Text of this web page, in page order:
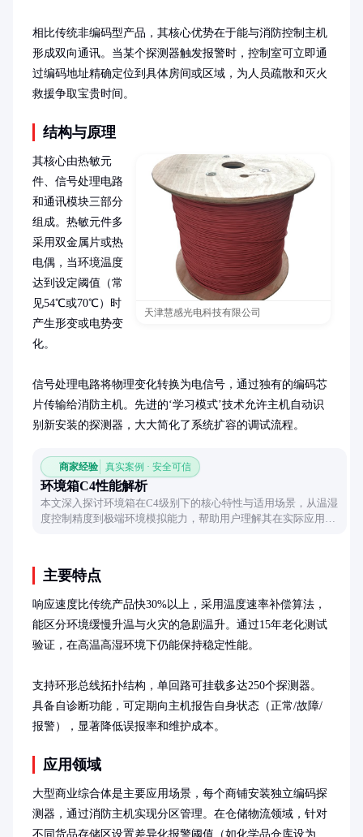
相比传统非编码型产品，其核心优势在于能与消防控制主机
形成双向通讯。当某个探测器触发报警时，控制室可立即通
过编码地址精确定位到具体房间或区域，为人员疏散和灭火
救援争取宝贵时间。
结构与原理
天津慧感光电科技有限公司
其核心由热敏元
件、信号处理电路
和通讯模块三部分
组成。热敏元件多
采用双金属片或热
电偶，当环境温度
达到设定阈值（常
见54℃或70℃）时
产生形变或电势变
化。
信号处理电路将物理变化转换为电信号，通过独有的编码芯
片传输给消防主机。先进的‘学习模式’技术允许主机自动识
别新安装的探测器，大大简化了系统扩容的调试流程。
商家经验 真实案例 · 安全可信
环境箱C4性能解析
本文深入探讨环境箱在C4级别下的核心特性与适用场景，从温湿
度控制精度到极端环境模拟能力，帮助用户理解其在实际应用中
主要特点
响应速度比传统产品快30%以上，采用温度速率补偿算法，
能区分环境缓慢升温与火灾的急剧温升。通过15年老化测试
验证，在高温高湿环境下仍能保持稳定性能。
支持环形总线拓扑结构，单回路可挂载多达250个探测器。
具备自诊断功能，可定期向主机报告自身状态（正常/故障/
报警），显著降低误报率和维护成本。
应用领域
大型商业综合体是主要应用场景，每个商铺安装独立编码探
测器，通过消防主机实现分区管理。在仓储物流领域，针对
不同货品存储区设置差异化报警阈值（如化学品仓库设为